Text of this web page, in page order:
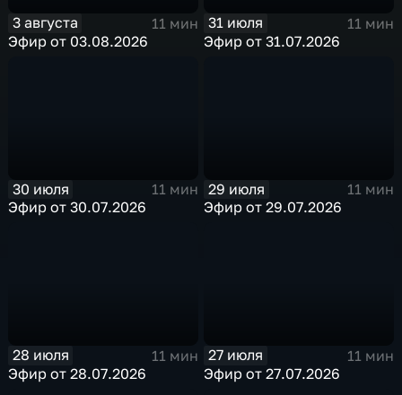
3 августа
11 мин
Эфир от 03.08.2026
31 июля
11 мин
Эфир от 31.07.2026
30 июля
11 мин
Эфир от 30.07.2026
29 июля
11 мин
Эфир от 29.07.2026
28 июля
11 мин
Эфир от 28.07.2026
27 июля
11 мин
Эфир от 27.07.2026